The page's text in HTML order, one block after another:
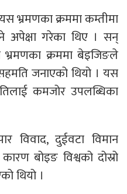
भ्रमणका क्रममा कम्तीमा
अपेक्षा गरेका थिए । सन्
भ्रमणका क्रममा बेइजिङले
जनाएको थियो । यस
कमजोर उपलब्धिका
विवाद, दुईवटा विमान
बोइङ विश्वको दोस्रो
थियो ।